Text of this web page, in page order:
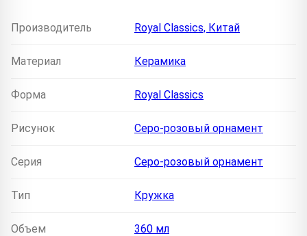
Производитель Royal Classics, Китай
Материал Керамика
Форма Royal Classics
Рисунок Серо-розовый орнамент
Серия Серо-розовый орнамент
Тип Кружка
Объем 360 мл